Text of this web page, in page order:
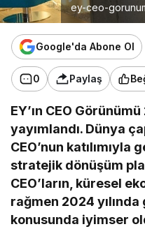
ey-ceo-
Google'da Abone Ol
0 Paylaş
EY’ın CEO
yayımlandı. Dünya
CEO’nun
stratejik dönüşüm
CEO’ların, küresel
rağmen 2024 yılında
konusunda iyimser